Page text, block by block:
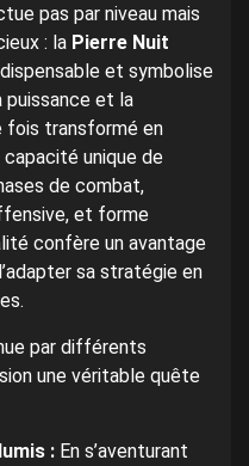
pas par niveau mais
: la Pierre Nuit
et symbolise
puissance et la
fois transformé en
capacité unique de
de combat,
et forme
confère un avantage
sa stratégie en
par différents
une véritable quête
: En s’aventurant